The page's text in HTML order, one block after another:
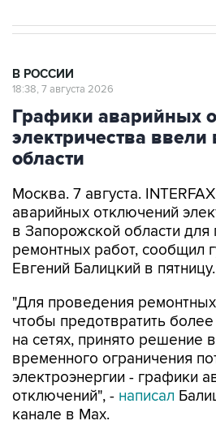
В РОССИИ
18:38, 7 августа 2026
Графики аварийных
электричества
области
Москва. 7 августа.
аварийных отключений
в Запорожской области для
ремонтных работ, сообщил
Евгений Балицкий в пятницу.
"Для проведения
чтобы предотвратить
на сетях, принято решение
временного ограничения
электроэнергии - графики
отключений", - написал
канале в Max.